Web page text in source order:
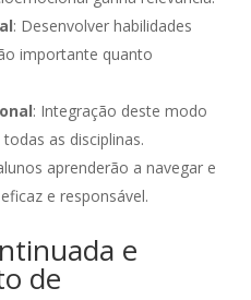
: Desenvolver habilidades
importante quanto
: Integração deste modo
as disciplinas.
aprenderão a navegar e
e responsável.
e
de